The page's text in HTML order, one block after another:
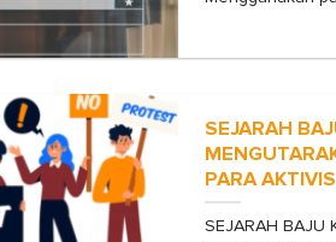
SEJARAH
PARA AKTIVIS
SEJARAH BAJU